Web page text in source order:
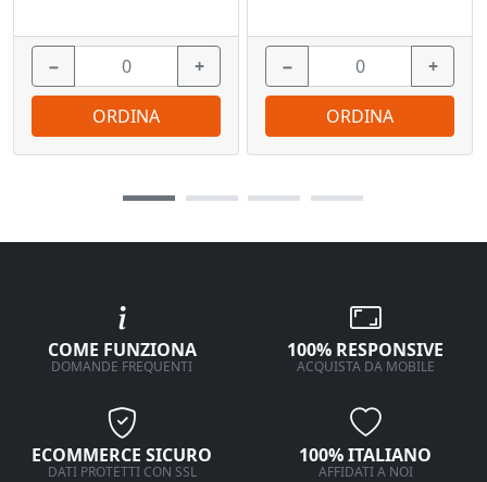
− +
ORDINA
− +
ORDINA
COME FUNZIONA
DOMANDE FREQUENTI
100% RESPONSIVE
ACQUISTA DA MOBILE
ECOMMERCE SICURO
DATI PROTETTI CON SSL
100% ITALIANO
AFFIDATI A NOI